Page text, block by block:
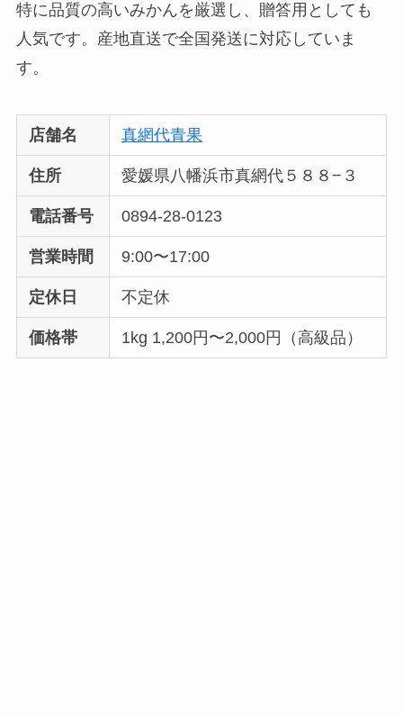
特に品質の高いみかんを厳選し、贈答用としても
人気です。産地直送で全国発送に対応していま
す。
店舗名 真網代青果
住所 愛媛県八幡浜市真網代５８８−３
電話番号 0894-28-0123
営業時間 9:00〜17:00
定休日 不定休
価格帯 1kg 1,200円〜2,000円（高級品）